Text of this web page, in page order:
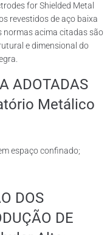
for Shielded Metal
revestidos de aço baixa
normas acima citadas são
e dimensional do
ADOTADAS
Metálico
espaço confinado;
DOS
DE